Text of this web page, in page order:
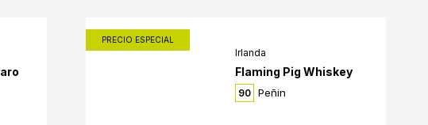
PRECIO ESPECIAL
Irlanda
Flaming Pig Whiskey
90 Peñin